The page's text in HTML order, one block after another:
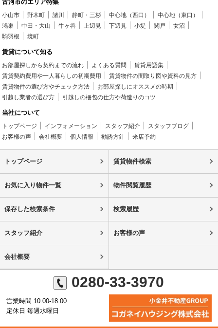
古河市のエリア特集
小山市 野木町 諸川 静町・三杉 中心地（西口）
中心地（東口）
鴻巣
中田・大山 牛ヶ谷 上辺見 下辺見 小堤 関戸
女沼
駒羽根
境町
賃貸について知る
お部屋探しから契約までの流れ よくある質問
賃貸用語集
賃貸契約費用や一人暮らしの初期費用
賃貸物件の間取り図や資料の見方
賃貸物件の選び方やチェック方法
お部屋探しにオススメの時期
引越し業者の選び方
引越しの梱包の仕方や荷造りのコツ
当社について
トップページ インフォメーション スタッフ紹介
スタッフブログ
お客様の声
会社概要 個人情報 勧誘方針 来店予約
トップページ 賃貸物件検索
お気に入り物件一覧 物件閲覧履歴
保存した検索条件 検索履歴
スタッフ紹介 お客様の声
会社概要
0280-33-3970
営業時間 10:00-18:00
定休日 毎週水曜日